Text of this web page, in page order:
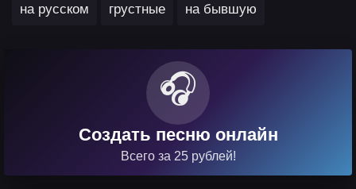
на русском
грустные
на бывшую
🎧
Создать песню онлайн
Всего за 25 рублей!